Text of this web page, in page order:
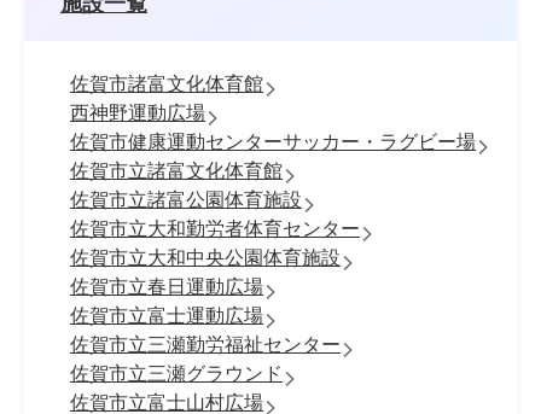
佐賀市諸富文化体育館
西神野運動広場
佐賀市健康運動センターサッカー・ラグビー場
佐賀市立諸富文化体育館
佐賀市立諸富公園体育施設
佐賀市立大和勤労者体育センター
佐賀市立大和中央公園体育施設
佐賀市立春日運動広場
佐賀市立富士運動広場
佐賀市立三瀬勤労福祉センター
佐賀市立三瀬グラウンド
佐賀市立富士山村広場